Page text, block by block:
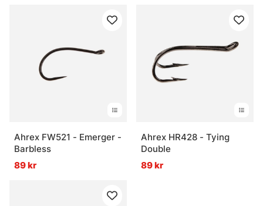
Ahrex FW521 - Emerger -
Barbless
89 kr
Ahrex HR428 - Tying
Double
89 kr